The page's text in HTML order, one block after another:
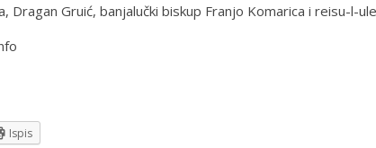
Dragan Gruić, banjalučki biskup Franjo Komarica i reisu-l-
Ispis